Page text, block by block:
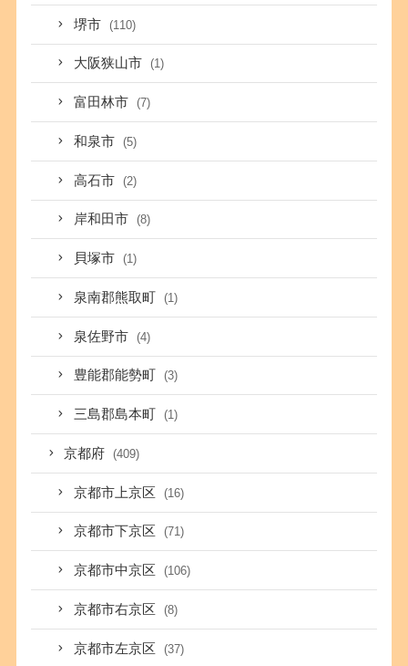
堺市 (110)
大阪狭山市 (1)
富田林市 (7)
和泉市 (5)
高石市 (2)
岸和田市 (8)
貝塚市 (1)
泉南郡熊取町 (1)
泉佐野市 (4)
豊能郡能勢町 (3)
三島郡島本町 (1)
京都府 (409)
京都市上京区 (16)
京都市下京区 (71)
京都市中京区 (106)
京都市右京区 (8)
京都市左京区 (37)